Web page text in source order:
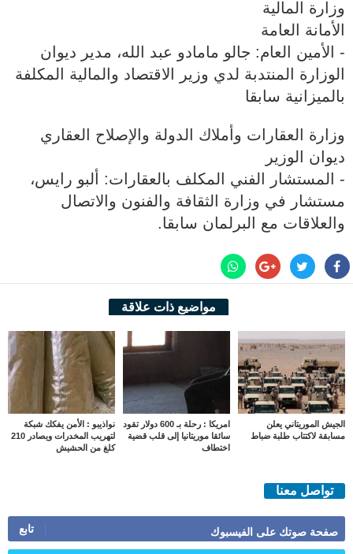
وزارة المالية
الأمانة العامة
‐ الأمين العام: جالو مامادو عبد الله، مدير ديوان
الوزارة المنتدبة لدي وزير الاقتصاد والمالية المكلفة
بالميزانية سابقا
وزارة العقارات وأملاك الدولة والإصلاح العقاري
ديوان الوزير
‐ المستشار الفني المكلف بالعقارات: ألبو رايس،
مستشار في وزارة الثقافة والفنون والاتصال
والعلاقات مع البرلمان سابقا.
مواضيع ذات علاقة
الجيش الموريتاني يعلن
مسابقة لاكتتاب طلبة ضباط
امريكا : رحلة بـ 600 دولار تقود
سائقا موريتانيا إلى قلب قضية
اختطاف
نواذيبو : الأمن يفكك شبكة
لتهريب المخدرات ويصادر 210
كلغ من الحشيش
تواصل معنا
صفحة صوتك على الفيسبوك تابع